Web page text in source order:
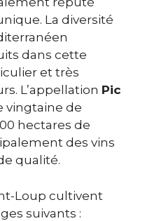
La diversité
dans cette
et très
L’appellation Pic
vingtaine de
hectares de
des vins
qualité.
Loup cultivent
suivants :